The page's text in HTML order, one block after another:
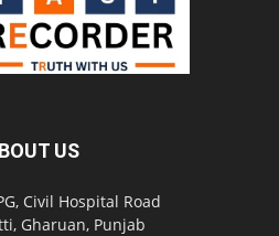
US
Civil Hospital Road
Gharuan, Punjab